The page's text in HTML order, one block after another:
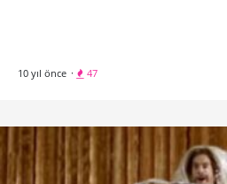
10 yıl önce · 47